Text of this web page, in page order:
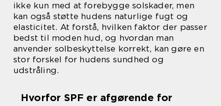
ikke kun med at forebygge solskader, men
kan også støtte hudens naturlige fugt og
elasticitet. At forstå, hvilken faktor der passer
bedst til moden hud, og hvordan man
anvender solbeskyttelse korrekt, kan gøre en
stor forskel for hudens sundhed og
udstråling.
Hvorfor SPF er afgørende for